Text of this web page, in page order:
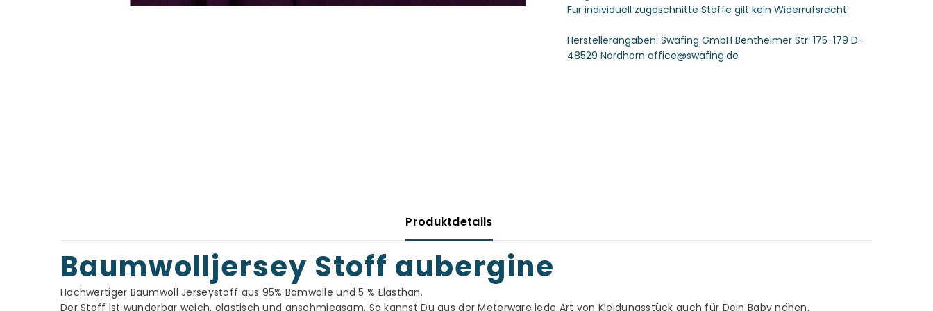
Für individuell zugeschnitte Stoffe gilt kein Widerrufsrecht
Herstellerangaben:Swafing GmbH Bentheimer Str. 175-179 D-
48529 Nordhorn office@swafing.de
Produktdetails
Baumwolljersey Stoff aubergine
Hochwertiger Baumwoll Jerseystoff aus 95% Bamwolle und 5 % Elasthan.
Der Stoff ist wunderbar weich, elastisch und anschmiegsam. So kannst Du aus der Meterware jede Art von Kleidungsstück auch für Dein Baby nähen.